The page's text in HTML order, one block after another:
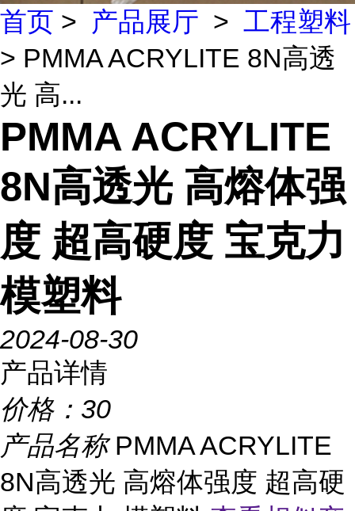
首页 > 产品展厅 > 工程塑料
> PMMA ACRYLITE 8N高透
光 高...
PMMA ACRYLITE
8N高透光 高熔体强
度 超高硬度 宝克力
模塑料
2024-08-30
产品详情
价格： 30
产品名称PMMA ACRYLITE
8N高透光 高熔体强度 超高硬